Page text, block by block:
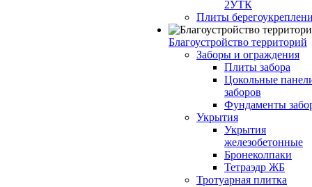
2УТК
Плиты
Благоустройство территорий
Заборы и ограждения
Плиты забора
Цокольные
заборов
Фундаменты
Укрытия
Укрытия
железобетонные
Бронеколпаки
Тетраэдр ЖБ
Тротуарная плитка